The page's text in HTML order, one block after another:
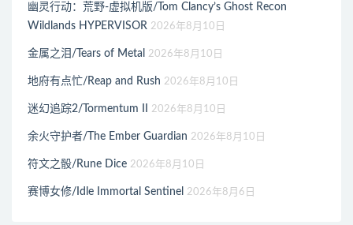
幽灵行动：荒野-虚拟机版/Tom Clancy’s Ghost Recon
Wildlands HYPERVISOR 2026年8月10日
金属之泪/Tears of Metal 2026年8月10日
地府有点忙/Reap and Rush 2026年8月10日
迷幻追踪2/Tormentum II 2026年8月10日
余火守护者/The Ember Guardian 2026年8月10日
符文之骰/Rune Dice 2026年8月10日
赛博女修/Idle Immortal Sentinel 2026年8月6日